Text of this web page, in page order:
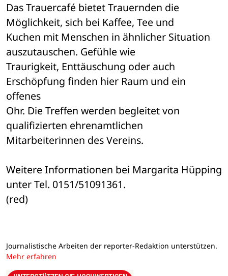
Das Trauercafé bietet Trauernden die
Möglichkeit, sich bei Kaffee, Tee und
Kuchen mit Menschen in ähnlicher Situation
auszutauschen. Gefühle wie
Traurigkeit, Enttäuschung oder auch
Erschöpfung finden hier Raum und ein
offenes
Ohr. Die Treffen werden begleitet von
qualifizierten ehrenamtlichen
Mitarbeiterinnen des Vereins.
Weitere Informationen bei Margarita Hüpping
unter Tel. 0151/51091361.
(red)
Journalistische Arbeiten der reporter-Redaktion unterstützen.
Mehr erfahren